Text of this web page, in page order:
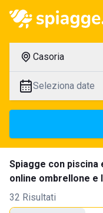
Casoria
Seleziona date
Spiagge con
online ombrellone e
32 Risultati